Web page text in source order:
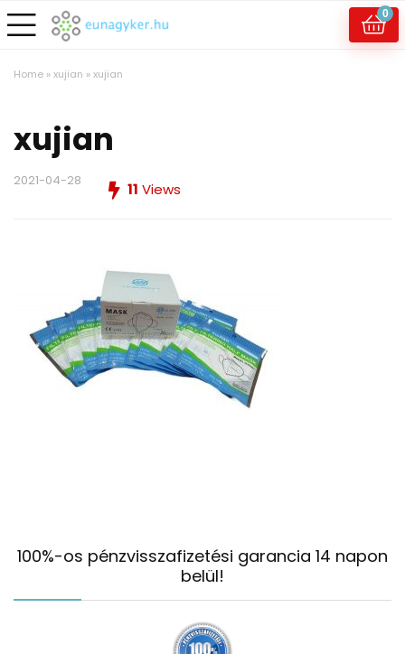
0
Home »xujian »xujian
xujian
2021-04-28 11 Views
100%-os pénzvisszafizetési garancia 14 napon
belül!